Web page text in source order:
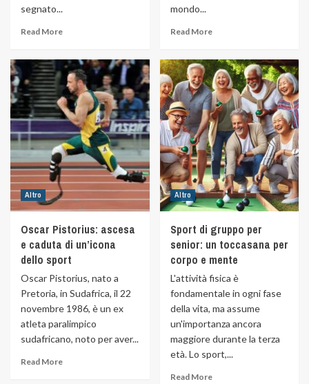
segnato...
Read More
mondo...
Read More
Altro
Oscar Pistorius: ascesa
e caduta di un’icona
dello sport
Oscar Pistorius, nato a
Pretoria, in Sudafrica, il 22
novembre 1986, è un ex
atleta paralimpico
sudafricano, noto per aver...
Read More
Altro
Sport di gruppo per
senior: un toccasana per
corpo e mente
L'attività fisica è
fondamentale in ogni fase
della vita, ma assume
un'importanza ancora
maggiore durante la terza
età. Lo sport,...
Read More